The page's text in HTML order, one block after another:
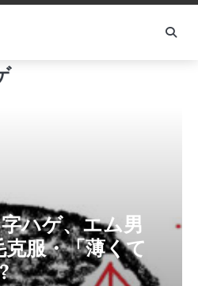
ハゲ、エム男
服・「薄くて